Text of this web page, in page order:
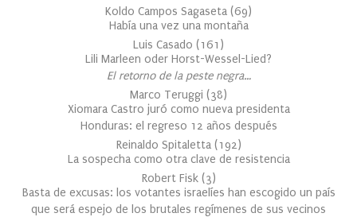
Koldo Campos Sagaseta (69)
Había una vez una montaña
Luis Casado (161 )
Lili Marleen oder Horst-Wessel-Lied?
El retorno de la peste negra…
Marco Teruggi (38)
Xiomara Castro juró como nueva presidenta
Honduras: el regreso 12 años después
Reinaldo Spitaletta (192)
La sospecha como otra clave de resistencia
Robert Fisk (3)
Basta de excusas: los votantes israelíes han escogido un país
que será espejo de los brutales regímenes de sus vecinos